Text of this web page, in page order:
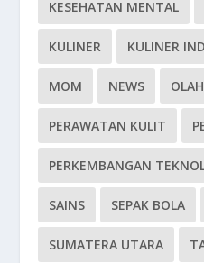
KESEHATAN MENTAL
KULINER KULINER
MOM NEWS
PERAWATAN KULIT
PERKEMBANGAN
SAINS SEPAK BOLA
SUMATERA UTARA